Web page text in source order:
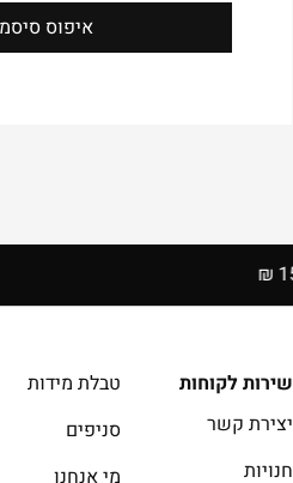
איפוס
שירות לקוחות
יצירת קשר
חנויות
טבלת מידות
סניפים
מי אנחנו